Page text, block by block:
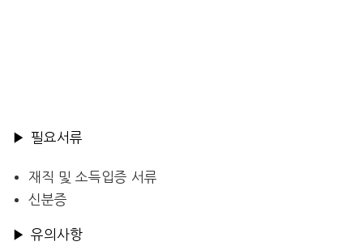
▶ 필요서류
재직 및 소득입증 서류
신분증
▶ 유의사항